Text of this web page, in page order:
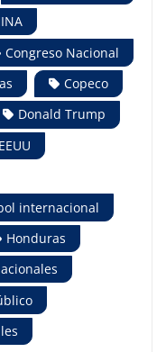
Congreso Nacional
Copeco
Donald Trump
EEUU
internacional
Honduras